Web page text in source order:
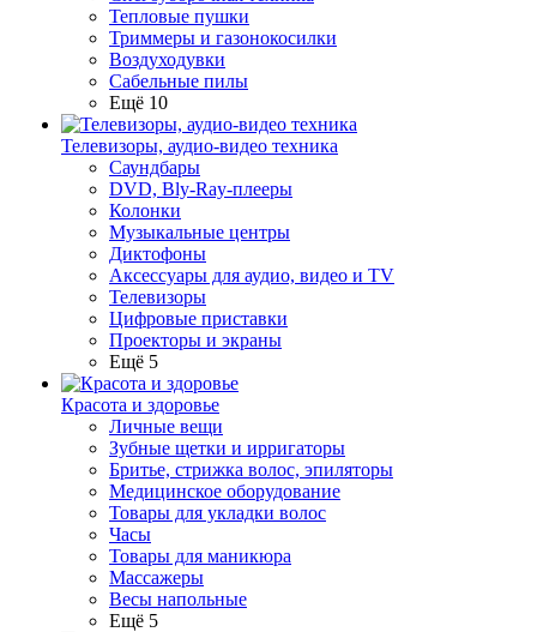
Тепловые пушки
Триммеры и газонокосилки
Воздуходувки
Сабельные пилы
Ещё 10
Телевизоры, аудио-видео техника
Саундбары
DVD, Bly-Ray-плееры
Колонки
Музыкальные центры
Диктофоны
Аксессуары для аудио, видео и TV
Телевизоры
Цифровые приставки
Проекторы и экраны
Ещё 5
Красота и здоровье
Личные вещи
Зубные щетки и ирригаторы
Бритье, стрижка волос, эпиляторы
Медицинское оборудование
Товары для укладки волос
Часы
Товары для маникюра
Массажеры
Весы напольные
Ещё 5